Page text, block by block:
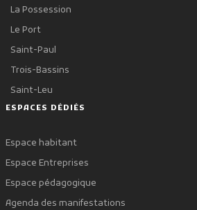
La Possession
Le Port
Saint-Paul
Trois-Bassins
Saint-Leu
ESPACES DÉDIÉS
Espace habitant
Espace Entreprises
Espace pédagogique
Agenda des manifestations